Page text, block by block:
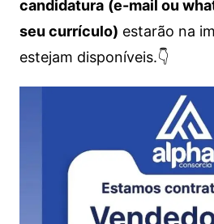
candidatura (e-mail ou
seu currículo) estarão na
estejam disponíveis.👇